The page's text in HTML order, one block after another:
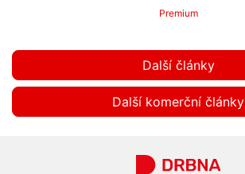
Premium
Další články
Další komerční články